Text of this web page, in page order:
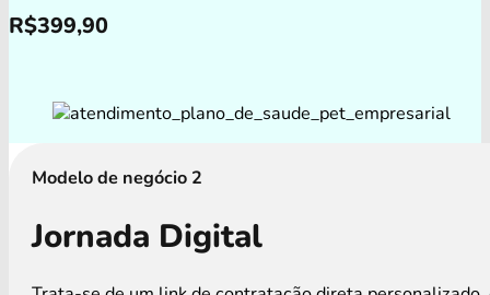
R$399,90
Modelo de negócio 2
Jornada Digital